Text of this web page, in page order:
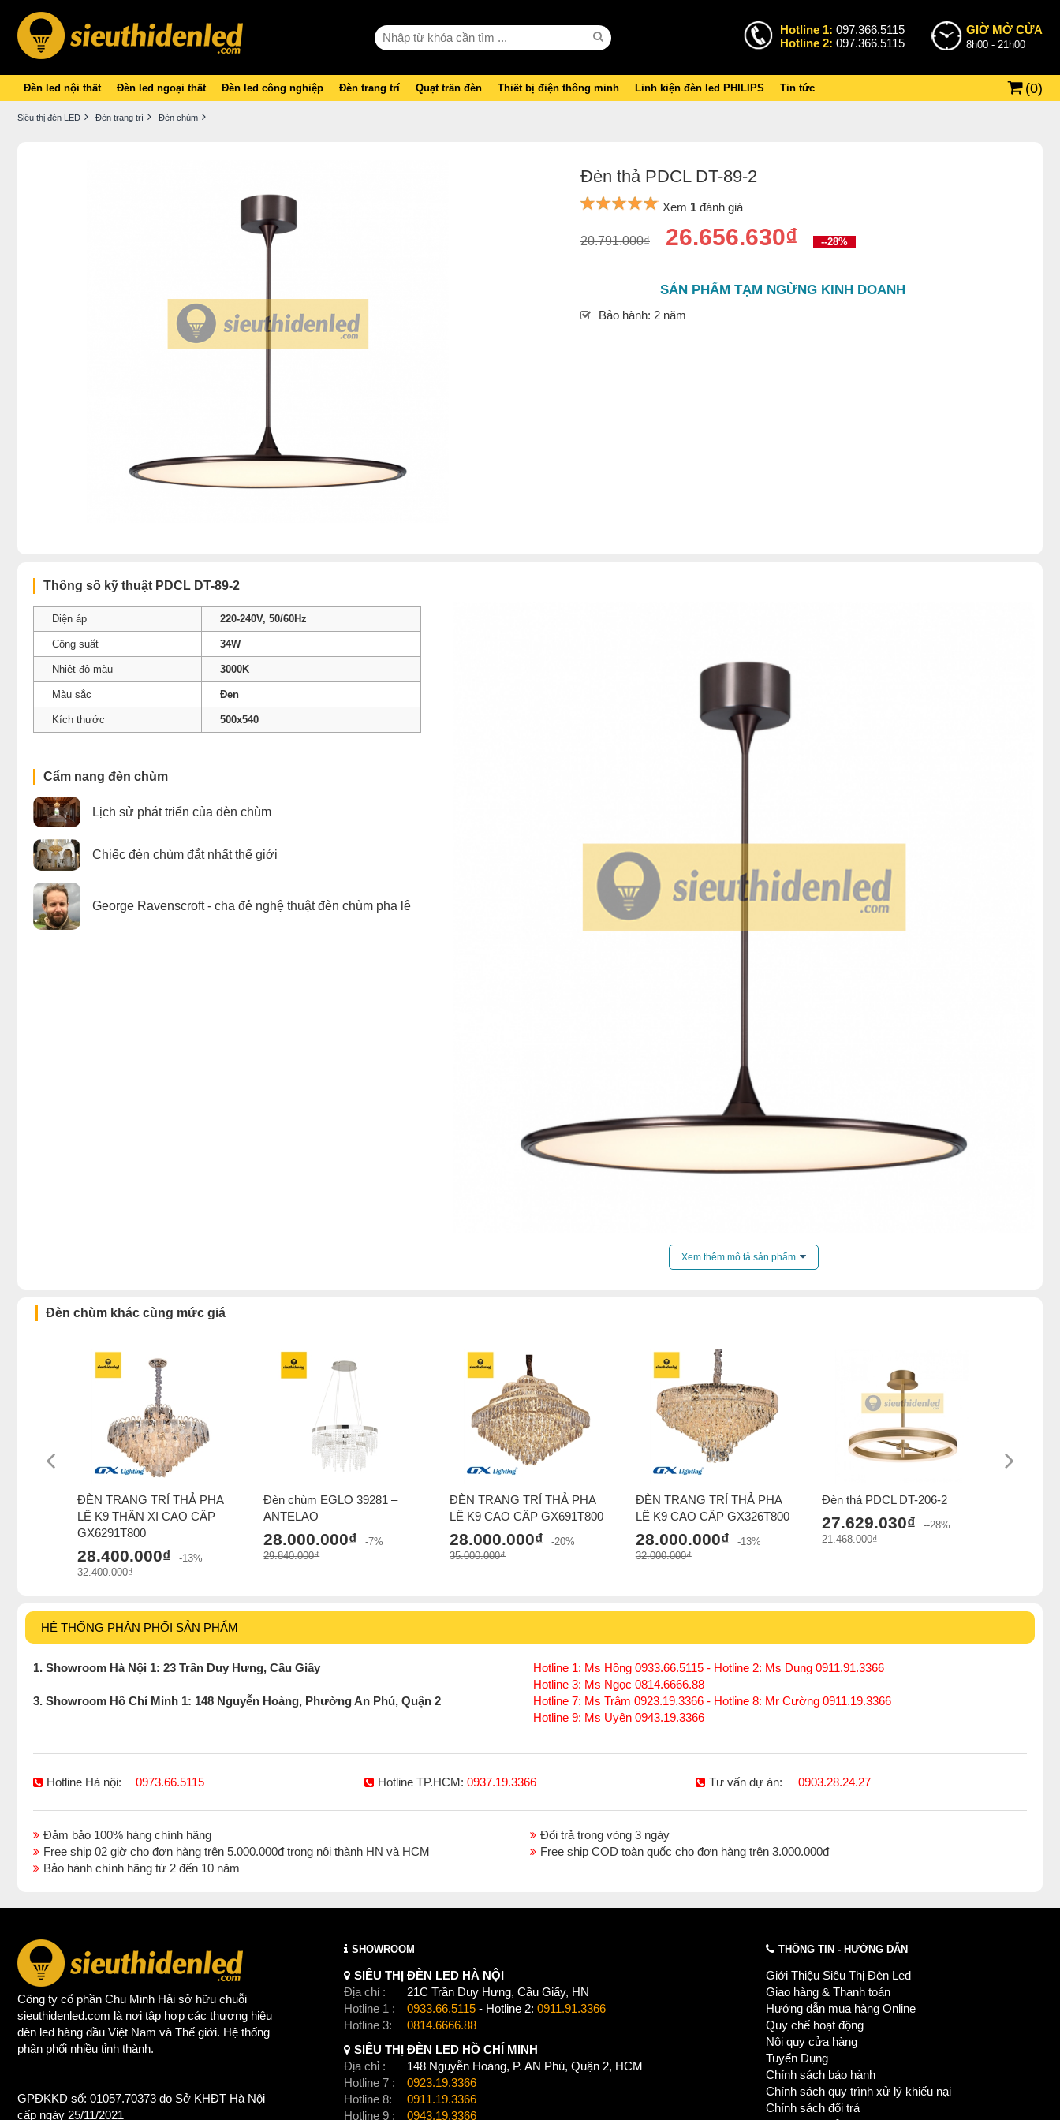
Hotline 1: 097.366.5115
Hotline 2: 097.366.5115
GIỜ MỞ CỬA
8h00 - 21h00
Đèn led nội thất Đèn led ngoại thất Đèn led công nghiệp Đèn trang trí Quạt trần đèn Thiết bị điện thông minh Linh kiện đèn led PHILIPS Tin tức (0)
Siêu thị đèn LED Đèn trang trí Đèn chùm
Đèn thả PDCL DT-89-2
Xem 1 đánh giá
20.791.000₫ 26.656.630₫ --28%
SẢN PHẨM TẠM NGỪNG KINH DOANH
Bảo hành: 2 năm
Thông số kỹ thuật PDCL DT-89-2
Điện áp 220-240V, 50/60Hz
Công suất 34W
Nhiệt độ màu 3000K
Màu sắc Đen
Kích thước 500x540
Cẩm nang đèn chùm
Lịch sử phát triển của đèn chùm
Chiếc đèn chùm đắt nhất thế giới
George Ravenscroft - cha đẻ nghệ thuật đèn chùm pha lê
Xem thêm:Đèn chùm hiện đại,Đèn chùm treo thả,Đèn chùm phòng ngủ,Đèn chùm vòng tròn
Xem thêm mô tả sản phẩm
Đèn chùm khác cùng mức giá
ĐÈN TRANG TRÍ THẢ PHA
LÊ K9 THÂN XI CAO CẤP
GX6291T800
28.400.000₫
-13%
32.400.000₫
Đèn chùm EGLO 39281 –
ANTELAO
28.000.000₫
-7%
29.840.000₫
ĐÈN TRANG TRÍ THẢ PHA
LÊ K9 CAO CẤP GX691T800
28.000.000₫
-20%
35.000.000₫
ĐÈN TRANG TRÍ THẢ PHA
LÊ K9 CAO CẤP GX326T800
28.000.000₫
-13%
32.000.000₫
Đèn thả PDCL DT-206-2
27.629.030₫
--28%
21.468.000₫
HỆ THỐNG PHÂN PHỐI SẢN PHẨM
1. Showroom Hà Nội 1: 23 Trần Duy Hưng, Cầu Giấy
Hotline 1: Ms Hồng 0933.66.5115 - Hotline 2: Ms Dung 0911.91.3366
Hotline 3: Ms Ngọc 0814.6666.88
3. Showroom Hồ Chí Minh 1: 148 Nguyễn Hoàng, Phường An Phú, Quận 2
Hotline 7: Ms Trâm 0923.19.3366 - Hotline 8: Mr Cường 0911.19.3366
Hotline 9: Ms Uyên 0943.19.3366
Hotline Hà nội: 0973.66.5115 Hotline TP.HCM: 0937.19.3366 Tư vấn dự án: 0903.28.24.27
Đảm bảo 100% hàng chính hãng
Đổi trả trong vòng 3 ngày
Free ship 02 giờ cho đơn hàng trên 5.000.000đ trong nội thành HN và HCM
Free ship COD toàn quốc cho đơn hàng trên 3.000.000đ
Bảo hành chính hãng từ 2 đến 10 năm
Công ty cổ phần Chu Minh Hải sở hữu chuỗi
sieuthidenled.com là nơi tập hợp các thương hiệu
đèn led hàng đầu Việt Nam và Thế giới. Hệ thống
phân phối nhiều tỉnh thành.
GPĐKKD số: 01057.70373 do Sở KHĐT Hà Nội
cấp ngày 25/11/2021
SHOWROOM
SIÊU THỊ ĐÈN LED HÀ NỘI
Địa chỉ :
21C Trần Duy Hưng, Cầu Giấy, HN
Hotline 1 :
0933.66.5115 - Hotline 2: 0911.91.3366
Hotline 3:
0814.6666.88
SIÊU THỊ ĐÈN LED HỒ CHÍ MINH
Địa chỉ :
148 Nguyễn Hoàng, P. AN Phú, Quận 2, HCM
Hotline 7 :
0923.19.3366
Hotline 8:
0911.19.3366
Hotline 9 :
0943.19.3366
THÔNG TIN - HƯỚNG DẪN
Giới Thiệu Siêu Thị Đèn Led
Giao hàng & Thanh toán
Hướng dẫn mua hàng Online
Quy chế hoạt động
Nội quy cửa hàng
Tuyển Dụng
Chính sách bảo hành
Chính sách quy trình xử lý khiếu nại
Chính sách đổi trả